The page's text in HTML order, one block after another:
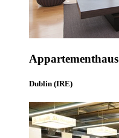
Appartementhaus
Dublin (IRE)